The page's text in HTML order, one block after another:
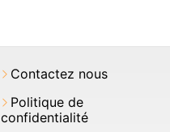
Contactez nous
Politique de
confidentialité